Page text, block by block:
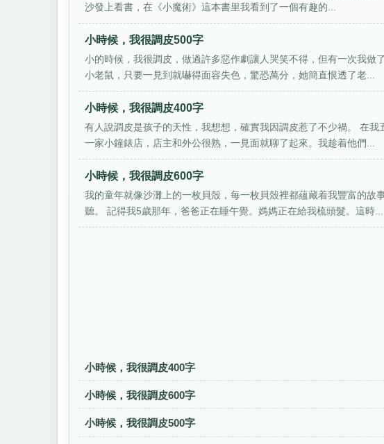
沙發上看書，在《小魔術》這本書里我看到了一個有趣的...
小時候，我很調皮500字
小的時候，我很調皮，做過許多惡作劇讓人哭笑不得，但有一次我
小老鼠，只要一見到就嚇得面容失色，驚恐萬分，她簡直恨透了老...
小時候，我很調皮400字
有人說調皮是孩子的天性，我想想，確實我因調皮惹了不少禍。 在
一家小鐘錶店，店主和外公很熟，一見面就聊了起來。我趁着他們...
小時候，我很調皮600字
我的童年就像沙灘上的一枚貝殼，每一枚貝殼裡都蘊藏着我豐富的故
聽。 記得我5歲那年，爸爸正在睡午覺。媽媽正在給我梳頭髮。這時...
小時候，我很調皮400字
小時候，我很調皮600字
小時候，我很調皮500字